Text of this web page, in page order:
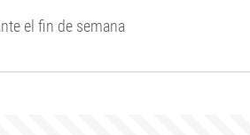
el fin de semana